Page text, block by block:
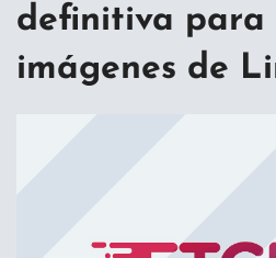
definitiva para
imágenes de